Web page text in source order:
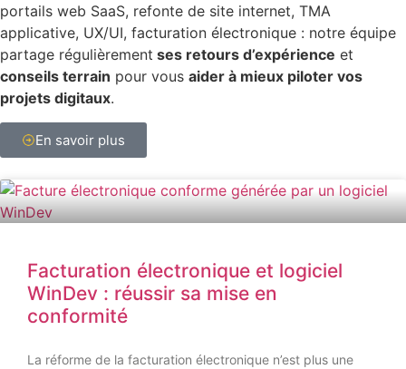
portails web SaaS, refonte de site internet, TMA
applicative, UX/UI, facturation électronique : notre équipe
partage régulièrement ses retours d’expérience et
conseils terrain pour vous aider à mieux piloter vos
projets digitaux.
En savoir plus
Facturation électronique et logiciel
WinDev : réussir sa mise en
conformité
La réforme de la facturation électronique n’est plus une